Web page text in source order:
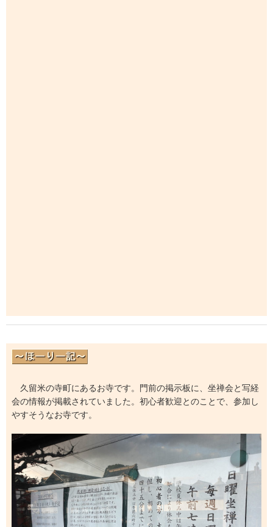
久留米の寺町にあるお寺です。門前の掲示板に、坐禅会と写経
会の情報が掲載されていました。初心者歓迎とのことで、参加し
やすそうなお寺です。